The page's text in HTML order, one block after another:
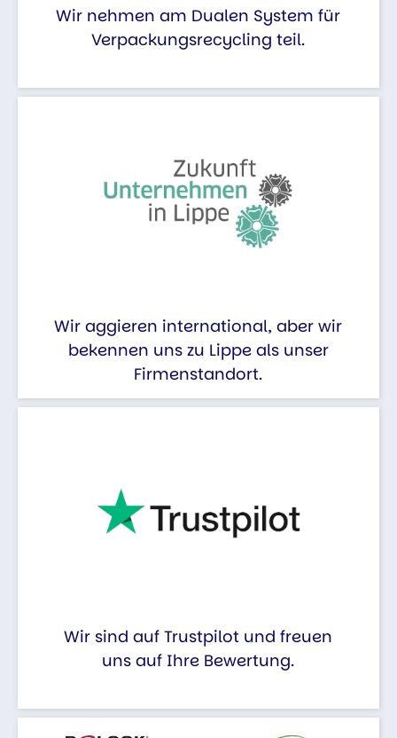
Wir nehmen am Dualen System für
Verpackungsrecycling teil.
Wir aggieren international, aber wir
bekennen uns zu Lippe als unser
Firmenstandort.
Wir sind auf Trustpilot und freuen
uns auf Ihre Bewertung.